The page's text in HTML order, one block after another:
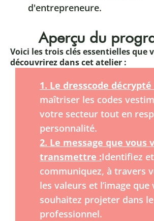
d'entrepreneure.
Aperçu du
Voici les trois clés essentielles que
découvrirez dans cet atelier :
1. Le dresscode décrypté
maîtriser les codes
votre secteur tout en
personnalité.
2. Le message que vous
transmettre :Identifiez et
communiquez, à travers
les valeurs et l’image que
souhaitez projeter dans
professionnel.